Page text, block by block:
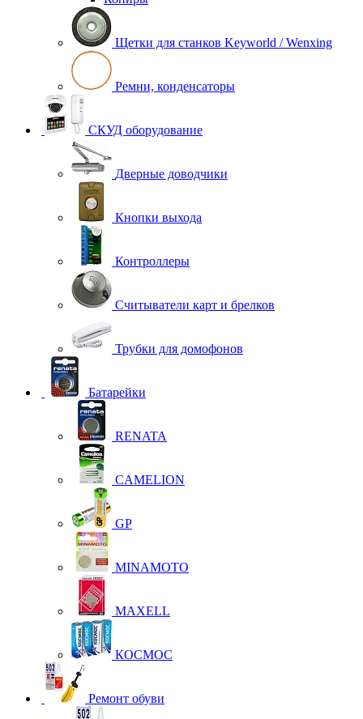
Щетки для станков Keyworld / Wenxing
Ремни, конденсаторы
СКУД оборудование
Дверные доводчики
Кнопки выхода
Контроллеры
Считыватели карт и брелков
Трубки для домофонов
Батарейки
RENATA
CAMELION
GP
MINAMOTO
MAXELL
КОСМОС
Ремонт обуви